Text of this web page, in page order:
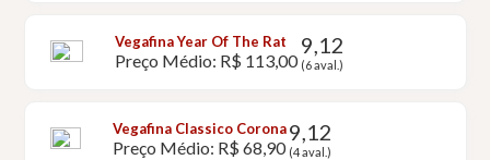
Vegafina Year Of The Rat
Preço Médio: R$ 113,00
9,12
(6 aval.)
Vegafina Classico Corona
Preço Médio: R$ 68,90
9,12
(4 aval.)